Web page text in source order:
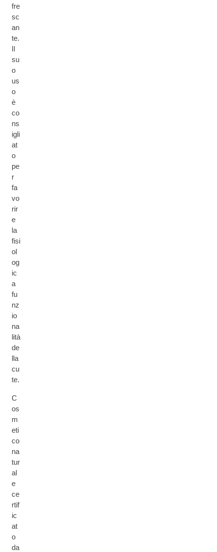
fre
sc
an
te.
Il
su
o
us
o
è
co
ns
igli
at
o
pe
r
fa
vo
rir
e
la
fisi
ol
og
ic
a
fu
nz
io
na
lità
de
lla
cu
te.
C
os
m
eti
co
na
tur
al
e
ce
rtif
ic
at
o
da